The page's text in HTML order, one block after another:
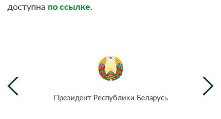
доступна по ссылке.
Президент Республики Беларусь